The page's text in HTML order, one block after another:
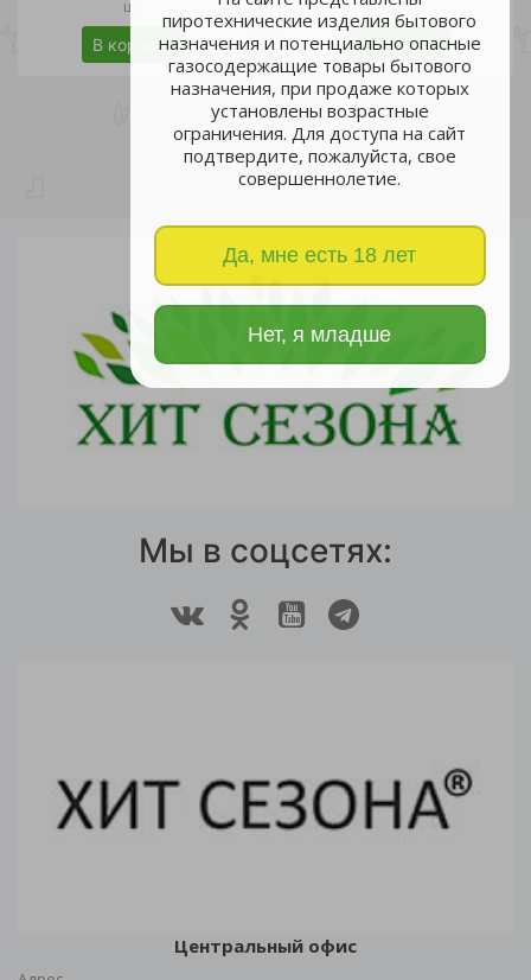
пиротехнические изделия бытового
назначения и потенциально опасные
газосодержащие товары бытового
назначения, при продаже которых
установлены возрастные
ограничения. Для доступа на сайт
подтвердите, пожалуйста, свое
совершеннолетие.
Да, мне есть 18 лет
Нет, я младше
шт
В корзину
шт
В корзину
Мы в соцсетях:
Центральный офис